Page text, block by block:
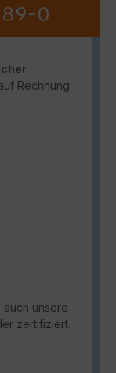
0
Rechnung
auch unsere
zertifiziert.